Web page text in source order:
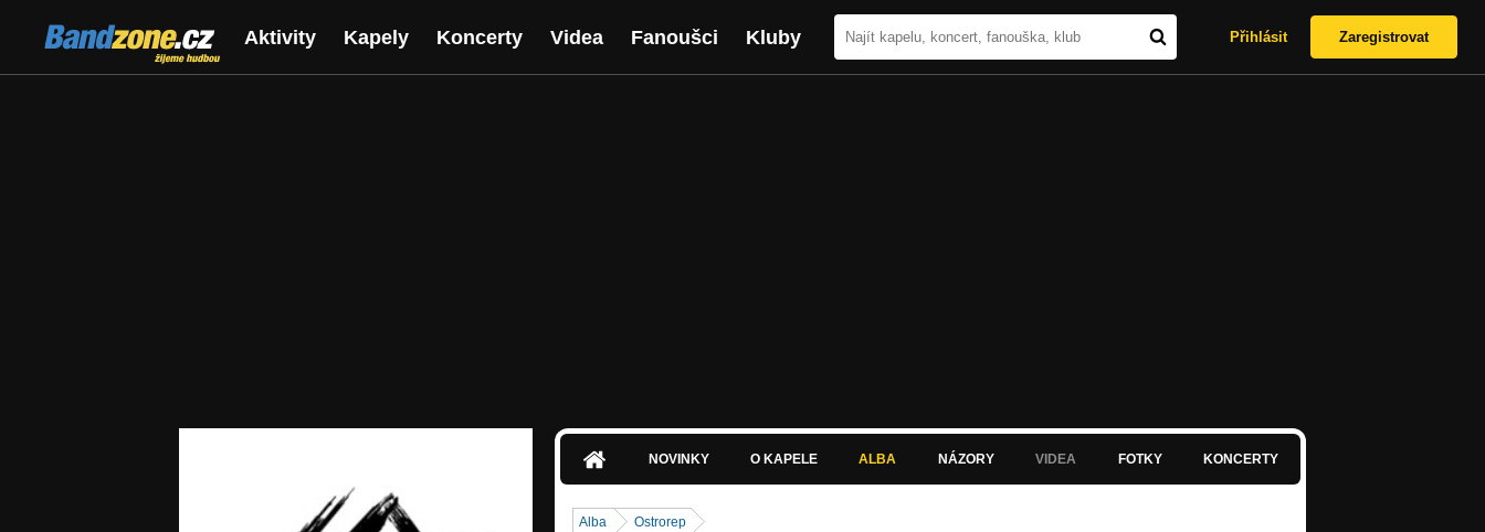
Bandzone.cz
žijeme hudbou
Aktivity Kapely Koncerty Videa Fanoušci Kluby Přihlásit Zaregistrovat
NOVINKY O KAPELE ALBA NÁZORY VIDEA FOTKY KONCERTY
Alba Ostrorep